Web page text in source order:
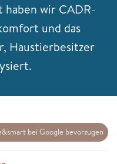
haben wir CADR-
und das
Haustierbesitzer
bei Google bevorzugen